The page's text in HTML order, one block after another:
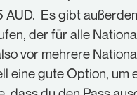
AUD. Es gibt
der für alle
vor mehrere
eine gute Option, um